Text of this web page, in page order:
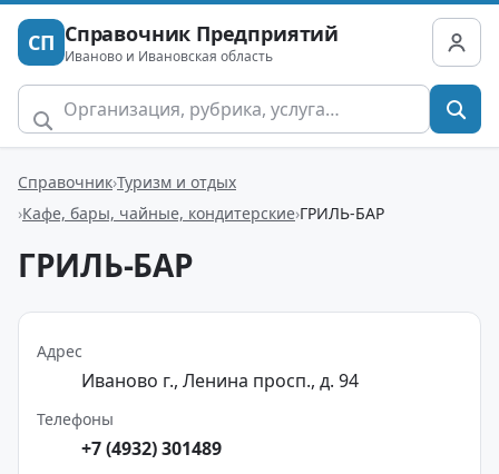
СП Справочник Предприятий
Иваново и Ивановская область
Справочник Туризм и отдых
Кафе, бары, чайные, кондитерские ГРИЛЬ-БАР
ГРИЛЬ-БАР
Адрес
Иваново г., Ленина просп., д. 94
Телефоны
+7 (4932) 301489